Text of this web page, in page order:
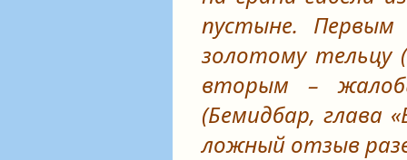
пустыне. Первым
золотому тельцу (
вторым –
(Бемидбар, глава «
ложный отзыв